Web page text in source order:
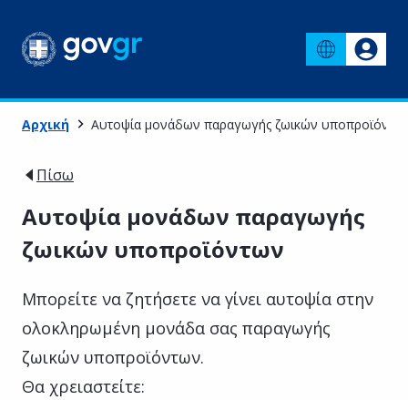
Αρχική Αυτοψία μονάδων παραγωγής ζωικών
Πίσω
Αυτοψία μονάδων παραγωγής
ζωικών υποπροϊόντων
Μπορείτε να ζητήσετε να γίνει αυτοψία στην
ολοκληρωμένη μονάδα σας παραγωγής
ζωικών υποπροϊόντων.
Θα χρειαστείτε: